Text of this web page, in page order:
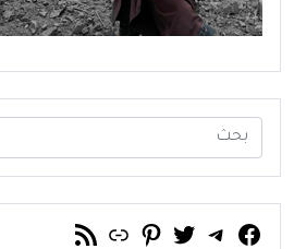
فيسبوك
تيليجرام
تويتربينتريست
رابطخلاصة RSS